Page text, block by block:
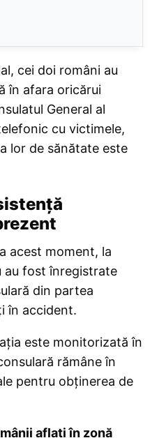
cei doi români au
în afara oricărui
General al
cu victimele,
lor de sănătate este
acest moment, la
au fost înregistrate
din partea
în accident.
este monitorizată în
rămâne în
pentru obținerea de
aflați în zonă